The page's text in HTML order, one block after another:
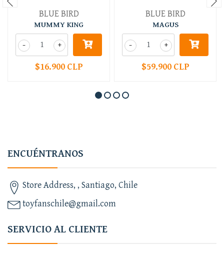
BLUE BIRD
MUMMY KING
+
-
$16.900 CLP
BLUE BIRD
MAGUS
+
-
$59.900 CLP
ENCUÉNTRANOS
Store Address, , Santiago, Chile
toyfanschile@gmail.com
SERVICIO AL CLIENTE